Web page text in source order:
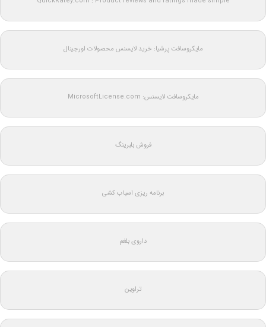
مایکروسافت پرشیا: خرید لایسنس محصولات اورجینال
مایکروسافت لایسنس: MicrosoftLicense.com
فروش بلبرینگ
برنامه ریزی اسباب کشی
داروی بلغم
تراوین